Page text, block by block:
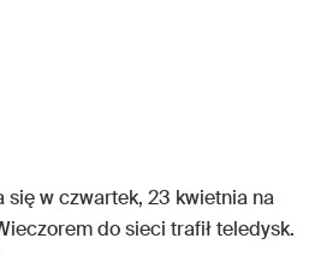
się w czwartek, 23 kwietnia na
do sieci trafił teledysk.